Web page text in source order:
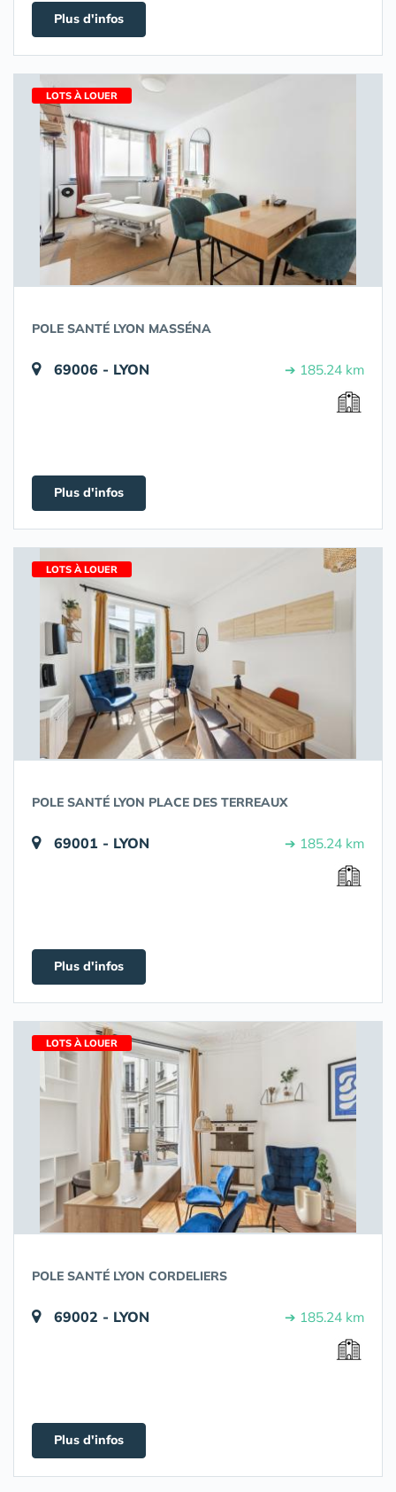
Plus d'infos
LOTS À LOUER
POLE SANTÉ LYON MASSÉNA
69006 - LYON ➔ 185.24 km
Plus d'infos
LOTS À LOUER
POLE SANTÉ LYON PLACE DES TERREAUX
69001 - LYON ➔ 185.24 km
Plus d'infos
LOTS À LOUER
POLE SANTÉ LYON CORDELIERS
69002 - LYON ➔ 185.24 km
Plus d'infos